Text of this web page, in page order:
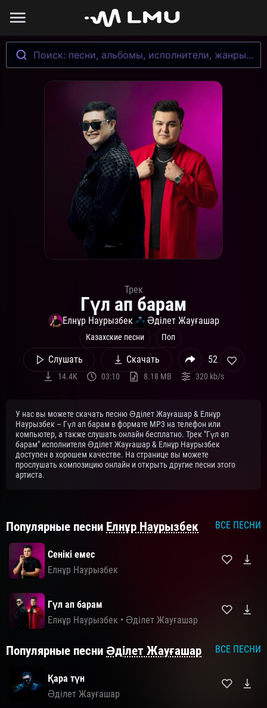
Поиск: песни, альбомы, исполнители, жанры...
Трек
Гүл ап барам
Елнұр Наурызбек Әділет Жауғашар
Казахские песни Поп
Слушать Скачать 52
14.4K 03:10 8.18 MB 320 kb/s
У нас вы можете скачать песню Әділет Жауғашар & Елнұр
Наурызбек – Гүл ап барам в формате MP3 на телефон или
компьютер, а также слушать онлайн бесплатно. Трек "Гүл ап
барам" исполнителя Әділет Жауғашар & Елнұр Наурызбек
доступен в хорошем качестве. На странице вы можете
прослушать композицию онлайн и открыть другие песни этого
артиста.
Популярные песни Елнұр Наурызбек ВСЕ ПЕСНИ
Сенікі емес
Елнұр Наурызбек
Гүл ап барам
Елнұр Наурызбек • Әділет Жауғашар
Популярные песни Әділет Жауғашар ВСЕ ПЕСНИ
Қара түн
Әділет Жауғашар